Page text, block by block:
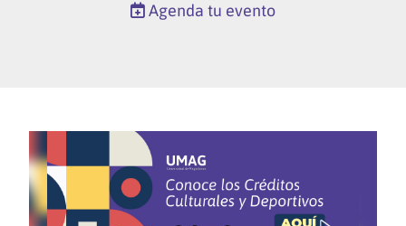
Agenda tu evento